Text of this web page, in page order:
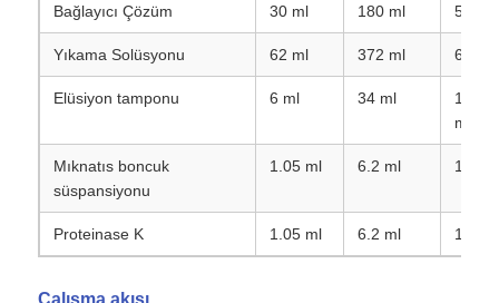
Bağlayıcı Çözüm 30 ml 180 ml 580
Yıkama Solüsyonu 62 ml 372 ml 600
Elüsiyon tamponu 6 ml 34 ml
100
mL
Mıknatıs boncuk
süspansiyonu
1.05 ml 6.2 ml 1.35
Proteinase K 1.05 ml 6.2 ml 1.35
Çalışma akışı